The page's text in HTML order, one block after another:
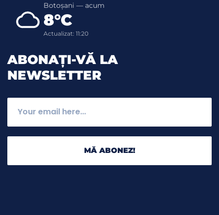
Botoșani — acum
8°C
Actualizat: 11:20
ABONAȚI-VĂ LA
NEWSLETTER
MĂ ABONEZ!